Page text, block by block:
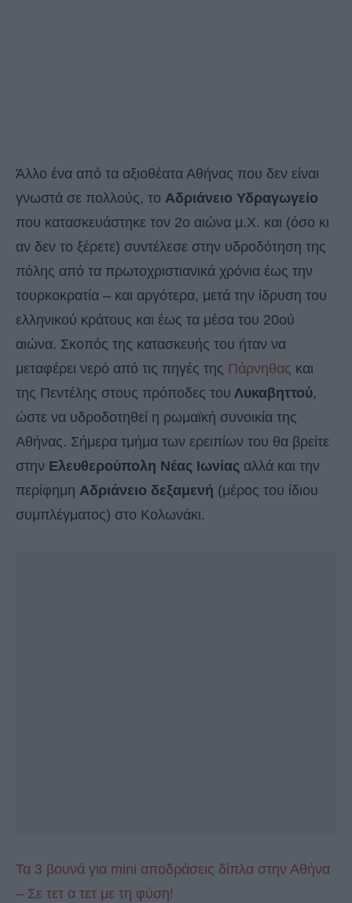
Άλλο ένα από τα αξιοθέατα Αθήνας που δεν είναι
γνωστά σε πολλούς, το Αδριάνειο Υδραγωγείο
που κατασκευάστηκε τον 2ο αιώνα μ.Χ. και (όσο κι
αν δεν το ξέρετε) συντέλεσε στην υδροδότηση της
πόλης από τα πρωτοχριστιανικά χρόνια έως την
τουρκοκρατία – και αργότερα, μετά την ίδρυση του
ελληνικού κράτους και έως τα μέσα του 20ού
αιώνα. Σκοπός της κατασκευής του ήταν να
μεταφέρει νερό από τις πηγές της Πάρνηθας και
της Πεντέλης στους πρόποδες του Λυκαβηττού,
ώστε να υδροδοτηθεί η ρωμαϊκή συνοικία της
Αθήνας. Σήμερα τμήμα των ερειπίων του θα βρείτε
στην Ελευθερούπολη Νέας Ιωνίας αλλά και την
περίφημη Αδριάνειο δεξαμενή (μέρος του ίδιου
συμπλέγματος) στο Κολωνάκι.
Τα 3 βουνά για mini αποδράσεις δίπλα στην Αθήνα
– Σε τετ α τετ με τη φύση!